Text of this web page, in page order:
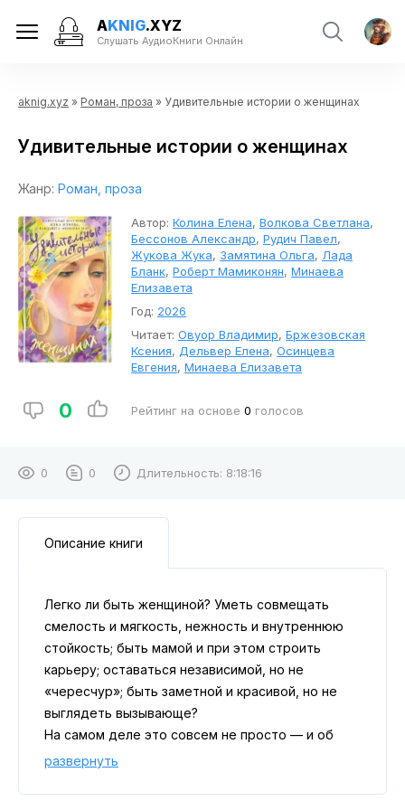
AKNIG.XYZ
Слушать АудиоКниги Онлайн
aknig.xyz » Роман, проза » Удивительные истории о женщинах
Удивительные истории о женщинах
Жанр: Роман, проза
Автор: Колина Елена, Волкова Светлана,
Бессонов Александр, Рудич Павел,
Жукова Жука, Замятина Ольга, Лада
Бланк, Роберт Мамиконян, Минаева
Елизавета
Год: 2026
Читает: Овуор Владимир, Бржезовская
Ксения, Дельвер Елена, Осинцева
Евгения, Минаева Елизавета
0 Рейтинг на основе 0 голосов
0 0 Длительность: 8:18:16
Описание книги
Легко ли быть женщиной? Уметь совмещать
смелость и мягкость, нежность и внутреннюю
стойкость; быть мамой и при этом строить
карьеру; оставаться независимой, но не
«чересчур»; быть заметной и красивой, но не
выглядеть вызывающе?
На самом деле это совсем не просто — и об
этом говорят самые читаемые современные
Как в один день отпустить любовь всей жизни?
развернуть